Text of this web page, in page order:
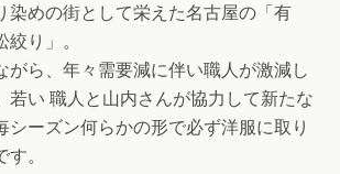
染めの街として栄えた名古屋の「有
り」。
がら、年々需要減に伴い職人が激減し
若い 職人と山内さんが協力して新たな
シーズン何らかの形で必ず洋服に取り
。